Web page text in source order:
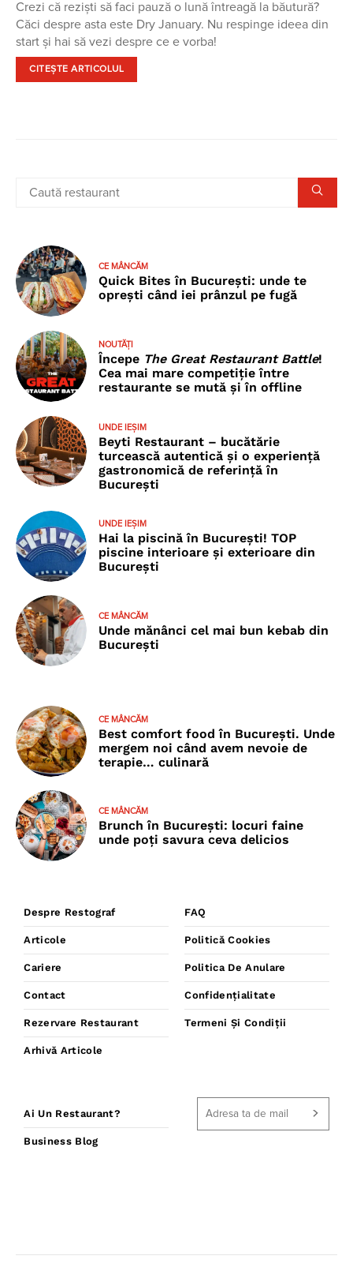
Crezi că reziști să faci pauză o lună întreagă la băutură?
Căci despre asta este Dry January. Nu respinge ideea din
start și hai să vezi despre ce e vorba!
CITEȘTE ARTICOLUL
CE MÂNCĂM
Quick Bites în București: unde te
oprești când iei prânzul pe fugă
NOUTĂȚI
Începe The Great Restaurant Battle!
Cea mai mare competiție între
restaurante se mută și în offline
UNDE IEȘIM
Beyti Restaurant – bucătărie
turcească autentică și o experiență
gastronomică de referință în
București
UNDE IEȘIM
Hai la piscină în București! TOP
piscine interioare și exterioare din
București
CE MÂNCĂM
Unde mănânci cel mai bun kebab din
București
CE MÂNCĂM
Best comfort food în București. Unde
mergem noi când avem nevoie de
terapie… culinară
CE MÂNCĂM
Brunch în București: locuri faine
unde poţi savura ceva delicios
Despre Restograf
Articole
Cariere
Contact
Rezervare Restaurant
Arhivă Articole
FAQ
Politică Cookies
Politica De Anulare
Confidențialitate
Termeni Și Condiții
Ai Un Restaurant?
Business Blog